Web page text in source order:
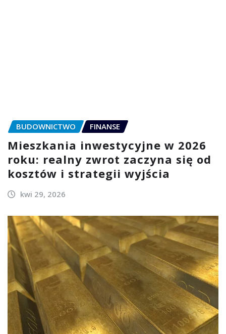
BUDOWNICTWO FINANSE
Mieszkania inwestycyjne w 2026
roku: realny zwrot zaczyna się od
kosztów i strategii wyjścia
kwi 29, 2026